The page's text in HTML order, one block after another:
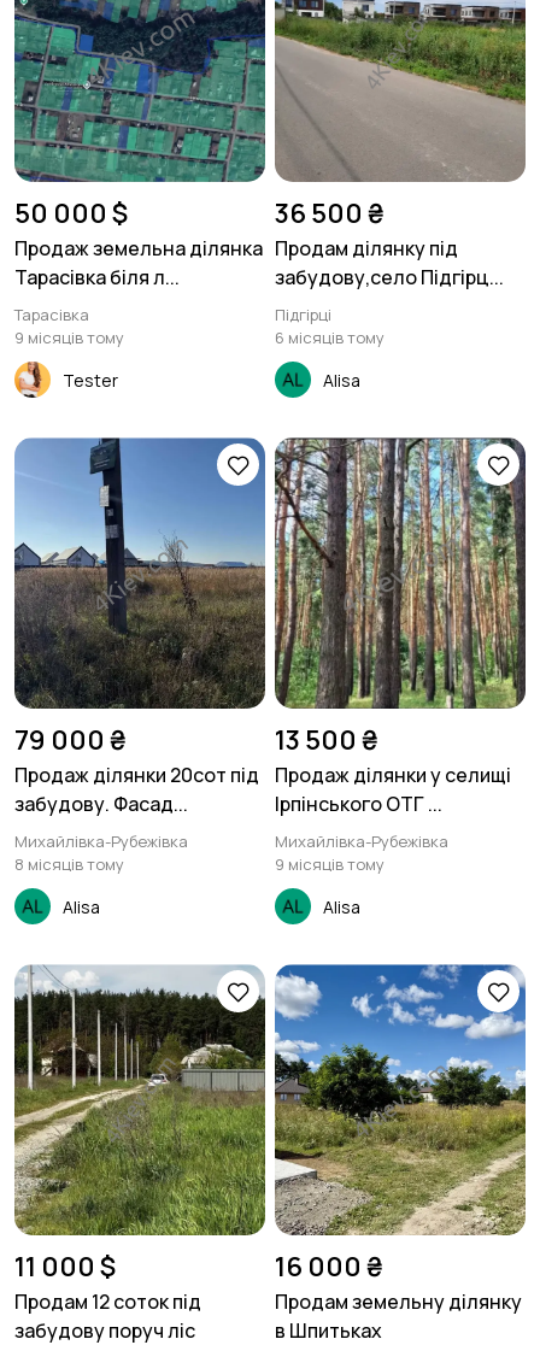
50 000 $
Продаж земельна ділянка
Тарасівка біля л...
Тарасівка
9 місяців тому
Tester
36 500 ₴
Продам ділянку під
забудову,село Підгірц...
Підгірці
6 місяців тому
Alisa
79 000 ₴
Продаж ділянки 20сот під
забудову. Фасад...
Михайлівка-Рубежівка
8 місяців тому
Alisa
13 500 ₴
Продаж ділянки у селищі
Ірпінського ОТГ ...
Михайлівка-Рубежівка
9 місяців тому
Alisa
11 000 $
Продам 12 соток під
забудову поруч ліс
16 000 ₴
Продам земельну ділянку
в Шпитьках